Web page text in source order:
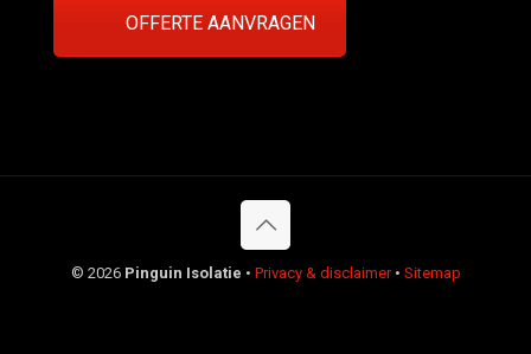
OFFERTE AANVRAGEN
© 2026 Pinguin Isolatie • Privacy & disclaimer• Sitemap